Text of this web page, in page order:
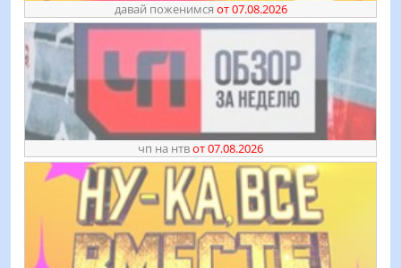
давай поженимся от 07.08.2026
чп на нтвот 07.08.2026